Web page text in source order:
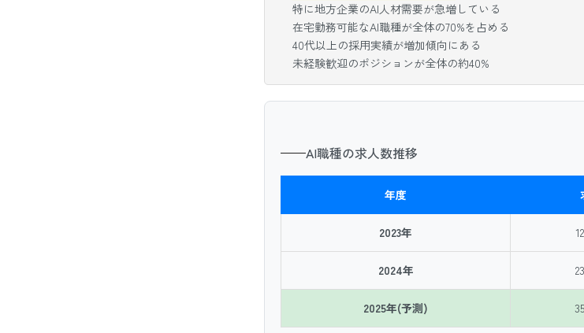
特に地方企業のAI人材需要が急増している
在宅勤務可能なAI職種が全体の70%を占める
40代以上の採用実績が増加傾向にある
未経験歓迎のポジションが全体の約40%
AI職種の求人数推移
年度
2023年
2024年
2025年(予測)